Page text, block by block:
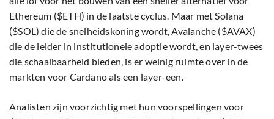
Ethereum ($ETH) in de laatste cyclus. Maar met Solana
($SOL) die de snelheidskoning wordt, Avalanche ($AVAX)
die de leider in institutionele adoptie wordt, en layer-twees
die schaalbaarheid bieden, is er weinig ruimte over in de
markten voor Cardano als een layer-een.
Analisten zijn voorzichtig met hun voorspellingen voor